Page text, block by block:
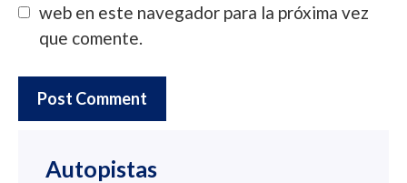
web en este navegador para la próxima vez
que comente.
Autopistas